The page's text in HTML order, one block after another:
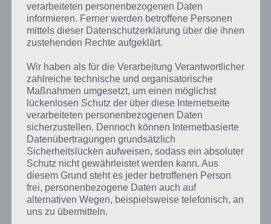
Kurze Begriffserklärung zur Lösung
Azteken
4 Bilder 1 Wort, doch welche Bedeutung hat dieses eigentlich und
was gibt es dazu zu wissen? Passt das Wort auch zu Reise durch die
Zeit? Zu bestimmten Lösungen präsentieren wir daher auch immer
eine kurze Begriffserklärung!
Zu Azteken haben wir zunächst keine weiteren Informationen parat!
Auf WhatsApp teilen Teilen auf Facebook
verarbeiteten personenbezogenen Daten
informieren. Ferner werden betroffene Personen
mittels dieser Datenschutzerklärung über die ihnen
zustehenden Rechte aufgeklärt.
Wir haben als für die Verarbeitung Verantwortlicher
zahlreiche technische und organisatorische
Maßnahmen umgesetzt, um einen möglichst
lückenlosen Schutz der über diese Internetseite
verarbeiteten personenbezogenen Daten
sicherzustellen. Dennoch können Internetbasierte
Datenübertragungen grundsätzlich
Sicherheitslücken aufweisen, sodass ein absoluter
Schutz nicht gewährleistet werden kann. Aus
diesem Grund steht es jeder betroffenen Person
frei, personenbezogene Daten auch auf
alternativen Wegen, beispielsweise telefonisch, an
uns zu übermitteln.